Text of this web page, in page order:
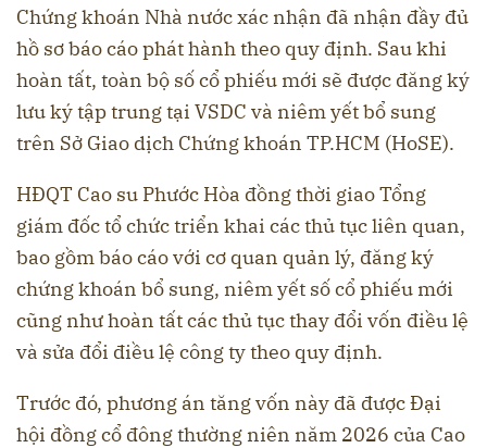
Chứng khoán Nhà nước xác nhận đã nhận đầy đủ
hồ sơ báo cáo phát hành theo quy định. Sau khi
hoàn tất, toàn bộ số cổ phiếu mới sẽ được đăng ký
lưu ký tập trung tại VSDC và niêm yết bổ sung
trên Sở Giao dịch Chứng khoán TP.HCM (HoSE).
HĐQT Cao su Phước Hòa đồng thời giao Tổng
giám đốc tổ chức triển khai các thủ tục liên quan,
bao gồm báo cáo với cơ quan quản lý, đăng ký
chứng khoán bổ sung, niêm yết số cổ phiếu mới
cũng như hoàn tất các thủ tục thay đổi vốn điều lệ
và sửa đổi điều lệ công ty theo quy định.
Trước đó, phương án tăng vốn này đã được Đại
hội đồng cổ đông thường niên năm 2026 của Cao